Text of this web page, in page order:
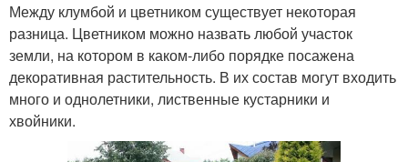
Между клумбой и цветником существует некоторая
разница. Цветником можно назвать любой участок
земли, на котором в каком-либо порядке посажена
декоративная растительность. В их состав могут входить
много и однолетники, лиственные кустарники и
хвойники.